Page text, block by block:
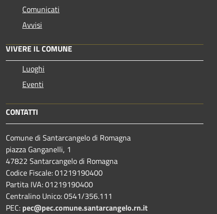
Comunicati
Avvisi
VIVERE IL COMUNE
Luoghi
Eventi
CONTATTI
Comune di Santarcangelo di Romagna
piazza Ganganelli, 1
47822 Santarcangelo di Romagna
Codice Fiscale: 01219190400
Partita IVA: 01219190400
Centralino Unico: 0541/356.111
PEC: pec@pec.comune.santarcangelo.rn.it